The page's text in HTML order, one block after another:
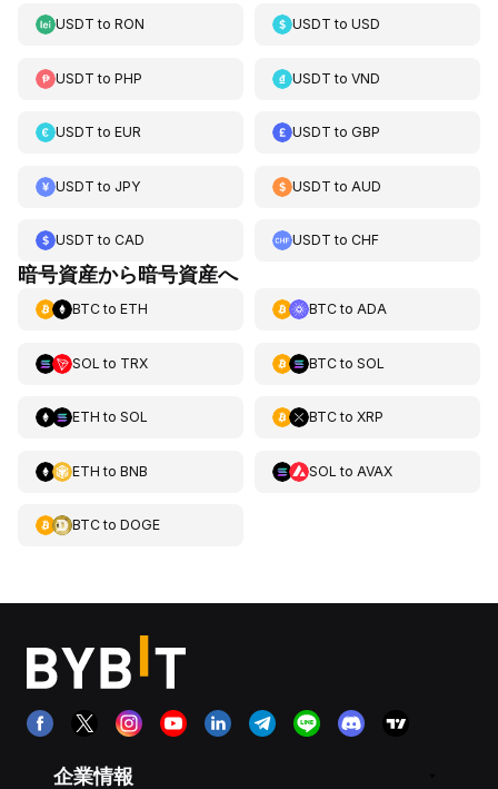
USDT to RON USDT toUSD
USDT to PHP USDT toVND
USDT to EUR USDT toGBP
USDT to JPY USDT to AUD
USDT to CAD USDT toCHF
暗号資産から暗号資産へ
BTCto ETH BTCto ADA
SOL to TRX BTCto SOL
ETH to SOL BTCto XRP
ETH to BNB SOL to AVAX
BTCto DOGE
企業情報